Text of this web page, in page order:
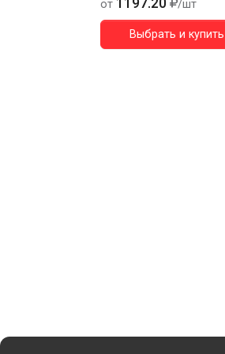
от 1197.20 /шт
Выбрать и купить